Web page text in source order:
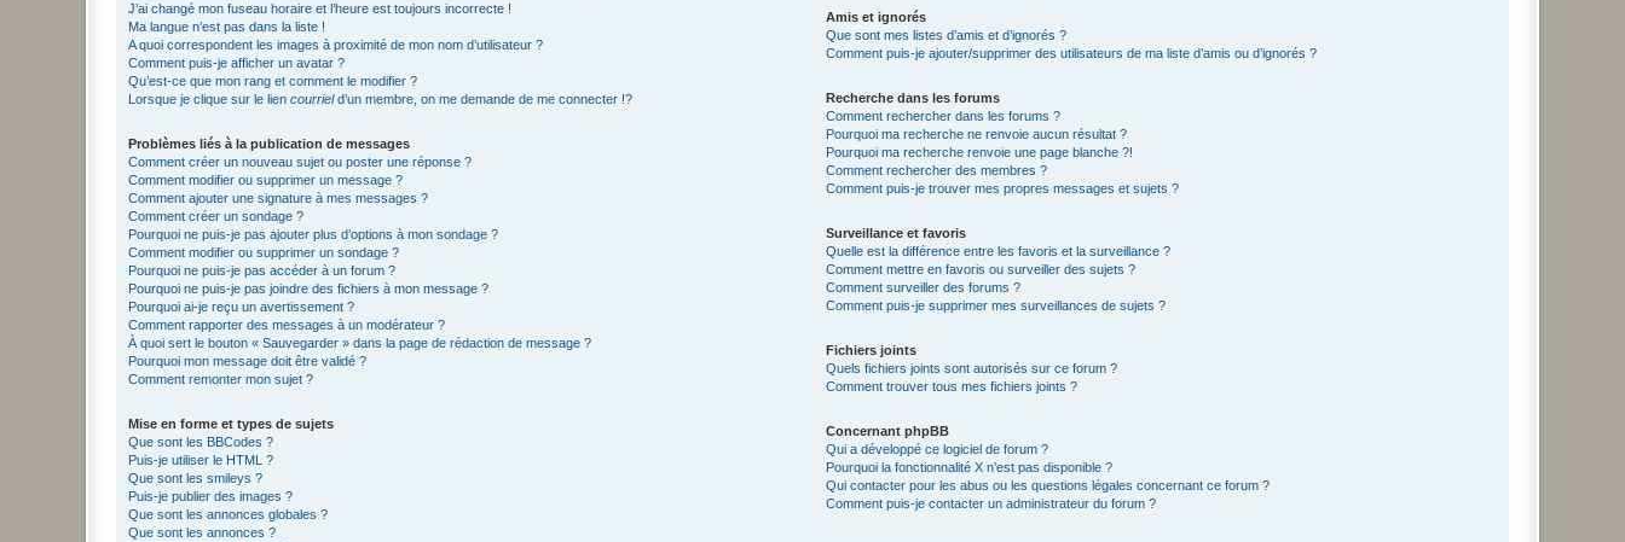
J’ai changé mon fuseau horaire et l’heure est toujours incorrecte !
Ma langue n’est pas dans la liste !
A quoi correspondent les images à proximité de mon nom d’utilisateur ?
Comment puis-je afficher un avatar ?
Qu’est-ce que mon rang et comment le modifier ?
Lorsque je clique sur le lien courrield’un membre, on me demande de me connecter !?
Problèmes liés à la publication de messages
Comment créer un nouveau sujet ou poster une réponse ?
Comment modifier ou supprimer un message ?
Comment ajouter une signature à mes messages ?
Comment créer un sondage ?
Pourquoi ne puis-je pas ajouter plus d’options à mon sondage ?
Comment modifier ou supprimer un sondage ?
Pourquoi ne puis-je pas accéder à un forum ?
Pourquoi ne puis-je pas joindre des fichiers à mon message ?
Pourquoi ai-je reçu un avertissement ?
Comment rapporter des messages à un modérateur ?
À quoi sert le bouton « Sauvegarder » dans la page de rédaction de message ?
Pourquoi mon message doit être validé ?
Comment remonter mon sujet ?
Mise en forme et types de sujets
Que sont les BBCodes ?
Puis-je utiliser le HTML ?
Que sont les smileys ?
Puis-je publier des images ?
Que sont les annonces globales ?
Que sont les annonces ?
Amis et ignorés
Que sont mes listes d’amis et d’ignorés ?
Comment puis-je ajouter/supprimer des utilisateurs de ma liste d’amis ou d’ignorés ?
Recherche dans les forums
Comment rechercher dans les forums ?
Pourquoi ma recherche ne renvoie aucun résultat ?
Pourquoi ma recherche renvoie une page blanche ?!
Comment rechercher des membres ?
Comment puis-je trouver mes propres messages et sujets ?
Surveillance et favoris
Quelle est la différence entre les favoris et la surveillance ?
Comment mettre en favoris ou surveiller des sujets ?
Comment surveiller des forums ?
Comment puis-je supprimer mes surveillances de sujets ?
Fichiers joints
Quels fichiers joints sont autorisés sur ce forum ?
Comment trouver tous mes fichiers joints ?
Concernant phpBB
Qui a développé ce logiciel de forum ?
Pourquoi la fonctionnalité X n’est pas disponible ?
Qui contacter pour les abus ou les questions légales concernant ce forum ?
Comment puis-je contacter un administrateur du forum ?